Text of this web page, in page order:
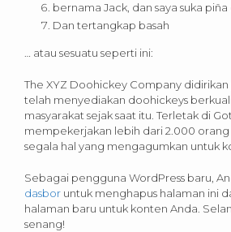
bernama Jack, dan saya suka piña
Dan tertangkap basah
… atau sesuatu seperti ini:
The XYZ Doohickey Company didirikan
telah menyediakan doohickeys
masyarakat sejak saat itu. Terletak di
mempekerjakan lebih dari 2.000
segala hal yang mengagumkan untuk
Sebagai pengguna WordPress baru,
dasbor untuk menghapus halaman ini
halaman baru untuk konten Anda.
senang!